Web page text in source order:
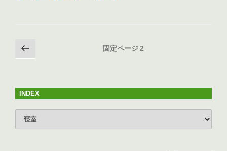
b
o
k
投
稿
ペ
ー
ジ
送
前
の
ジ
固定ページ2
INDEX
INDEX